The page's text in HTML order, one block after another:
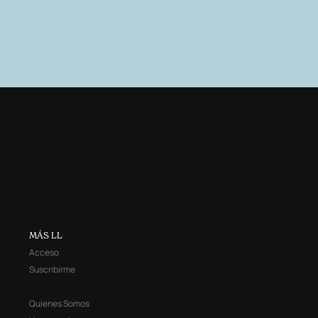
MÁS LL
Acceso
Suscribirme
Quienes Somos